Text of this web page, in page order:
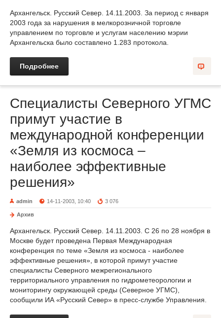
Архангельск. Русский Север. 14.11.2003. За период с января
2003 года за нарушения в мелкорозничной торговле
управлением по торговле и услугам населению мэрии
Архангельска было составлено 1.283 протокола.
Подробнее
Специалисты Северного УГМС
примут участие в
международной конференции
«Земля из космоса –
наиболее эффективные
решения»
admin 14-11-2003, 10:40 3 076
Архив
Архангельск. Русский Север. 14.11.2003. С 26 по 28 ноября в
Москве будет проведена Первая Международная
конференция по теме «Земля из космоса - наиболее
эффективные решения», в которой примут участие
специалисты Северного межрегионального
территориального управления по гидрометеорологии и
мониторингу окружающей среды (Северное УГМС),
сообщили ИА «Русский Север» в пресс-службе Управления.